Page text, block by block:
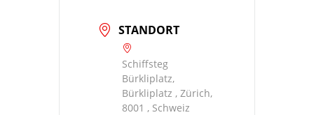
STANDORT
Schiffsteg
Bürkliplatz,
Bürkliplatz , Zürich,
8001 , Schweiz